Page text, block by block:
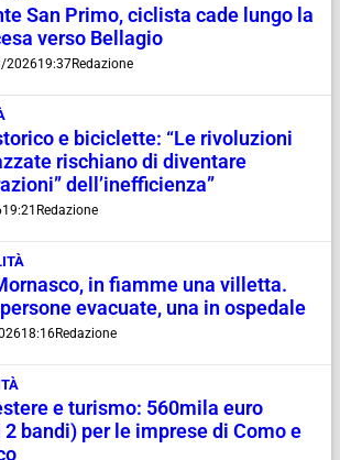
San Primo, ciclista cade lungo la
verso Bellagio
202619:37Redazione
e biciclette: “Le rivoluzioni
rischiano di diventare
dell’inefficienza”
19:21 Redazione
in fiamme una villetta.
evacuate, una in ospedale
18:16Redazione
e turismo: 560mila euro
2 bandi) per le imprese di Como e